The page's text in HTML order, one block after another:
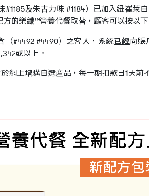
及朱古力味 #1184）已加入紐崔
的樂纖™營養代餐取替，顧客可以按以
#4492 #4490）之客人，系統已經向賬
或以上。
網上增購自選産品，每一期扣款日1天